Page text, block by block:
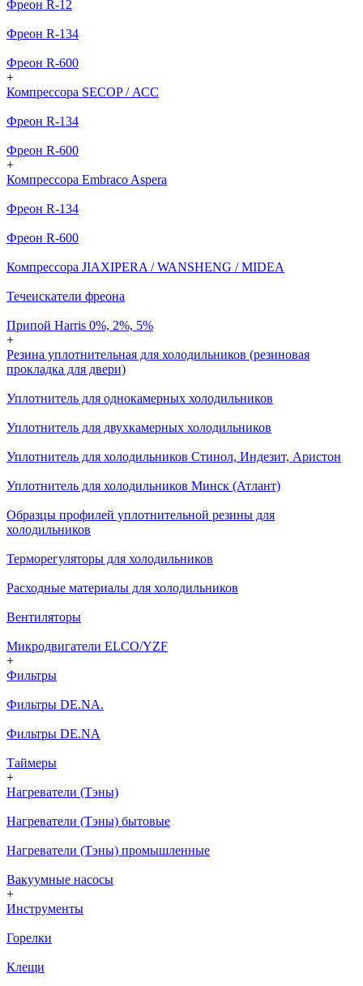
Фреон R-12
Фреон R-134
Фреон R-600
+
Компрессора SECOP / АСС
Фреон R-134
Фреон R-600
+
Компрессора Embraco Aspera
Фреон R-134
Фреон R-600
Компрессора JIAXIPERA / WANSHENG / MIDEA
Течеискатели фреона
Припой Harris 0%, 2%, 5%
+
Резина уплотнительная для холодильников (резиновая
прокладка для двери)
Уплотнитель для однокамерных холодильников
Уплотнитель для двухкамерных холодильников
Уплотнитель для холодильников Стинол, Индезит, Аристон
Уплотнитель для холодильников Минск (Атлант)
Образцы профилей уплотнительной резины для
холодильников
Терморегуляторы для холодильников
Расходные материалы для холодильников
Вентиляторы
Микродвигатели ELCO/YZF
+
Фильтры
Фильтры DE.NA.
Фильтры DE.NA
Таймеры
+
Нагреватели (Тэны)
Нагреватели (Тэны) бытовые
Нагреватели (Тэны) промышленные
Вакуумные насосы
+
Инструменты
Горелки
Клещи